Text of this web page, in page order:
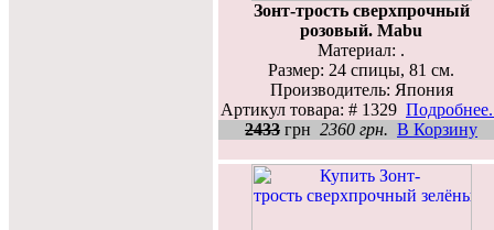
Зонт-трость сверхпрочный
розовый. Mabu
Материал: .
Размер: 24 спицы, 81 см.
Производитель: Япония
Артикул товара: # 1329
2433 грн 2360 грн. В Корзину